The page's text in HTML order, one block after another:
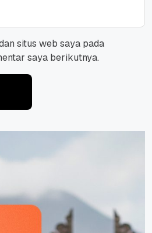
situs web saya pada
saya berikutnya.